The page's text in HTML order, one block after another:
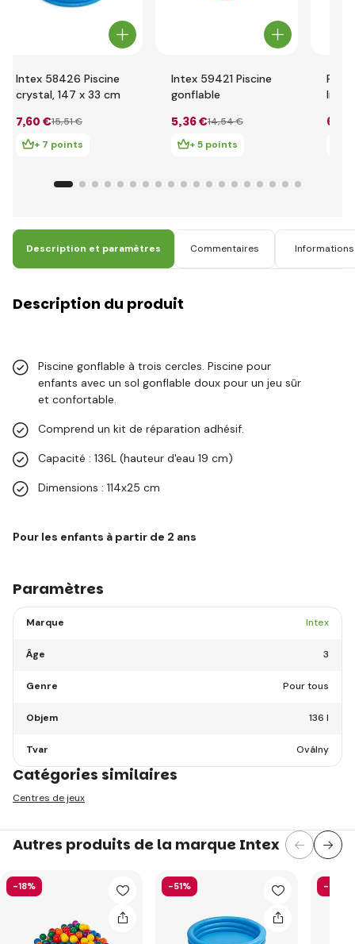
Intex 58426 Piscine
crystal, 147 x 33 cm
7,60 €15,51 €
+ 7 points
Intex 59421 Piscine
gonflable
5,36 €14,54 €
+ 5 points
6
Description et paramètres Commentaires
Description du produit
Piscine gonflable à trois cercles. Piscine pour
enfants avec un sol gonflable doux pour un jeu sûr
et confortable.
Comprend un kit de réparation adhésif.
Capacité : 136L (hauteur d'eau 19 cm)
Dimensions : 114x25 cm
Pour les enfants à partir de 2 ans
Paramètres
Marque Intex
Âge 3
Genre Pour tous
Objem 136 l
Tvar Oválny
Catégories similaires
Centres de jeux
Autres produits de la marque Intex
-18% -51% -40%